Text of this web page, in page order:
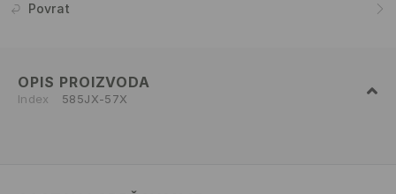
Povrat
OPIS PROIZVODA
Index 585JX-57X